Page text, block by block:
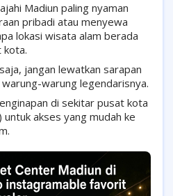
Madiun paling nyaman
pribadi atau menyewa
lokasi wisata alam berada
kota.
jangan lewatkan sarapan
warung legendarisnya.
di sekitar pusat kota
untuk akses yang mudah ke